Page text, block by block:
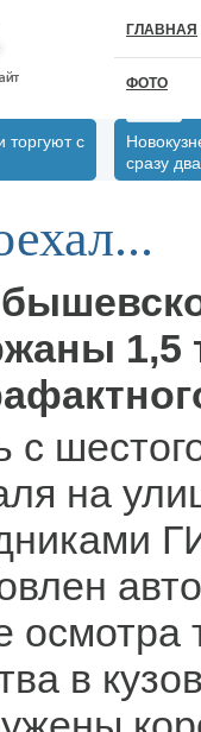
ГЛАВНАЯ
ФОТО
торгуют с
сразу
1,5
с
на
осмотра
в